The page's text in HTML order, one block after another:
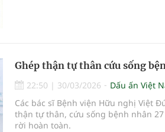
Ghép thận tự thân cứu sống
22:50 | 30/03/2026
Dấu ấn Việt
Các bác sĩ Bệnh viện Hữu nghị Việt
thận tự thân, cứu sống bệnh nhân
rời hoàn toàn.